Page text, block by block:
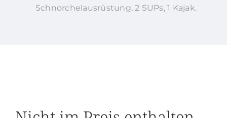
Schnorchelausrüstung, 2 SUPs, 1 Kajak.